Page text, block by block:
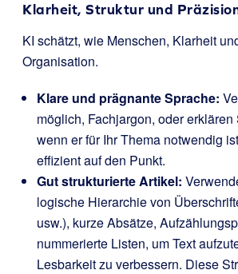
Klarheit, Struktur und
KI schätzt, wie Menschen, Klarheit
Organisation.
Klare und prägnante Sprache:
möglich, Fachjargon, oder
wenn er für Ihr Thema notwendig
effizient auf den Punkt.
Gut strukturierte Artikel:
logische Hierarchie von
usw.), kurze Absätze,
nummerierte Listen, um Text
Lesbarkeit zu verbessern. Diese